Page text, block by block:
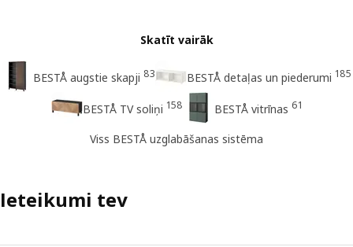
Skatīt vairāk
BESTÅ augstie skapji 83 BESTÅ detaļas un piederumi 185
BESTÅ TV soliņi 158 BESTÅ vitrīnas 61
Viss BESTÅ uzglabāšanas sistēma
Ieteikumi tev